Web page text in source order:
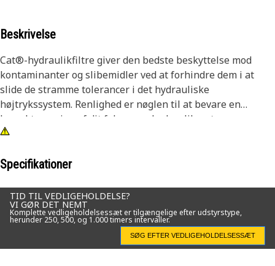
Beskrivelse
Cat®-hydraulikfiltre giver den bedste beskyttelse mod
kontaminanter og slibemidler ved at forhindre dem i at
slide de stramme tolerancer i det hydrauliske
højtrykssystem. Renlighed er nøglen til at bevare en
korrekt smøring af dit følsomme hydrauliksystem.
Specifikationer
TID TIL VEDLIGEHOLDELSE?
VI GØR DET NEMT
Komplette vedligeholdelsessæt er tilgængelige efter udstyrstype,
herunder 250, 500, og 1.000 timers intervaller.
SØG EFTER VEDLIGEHOLDELSESSÆT